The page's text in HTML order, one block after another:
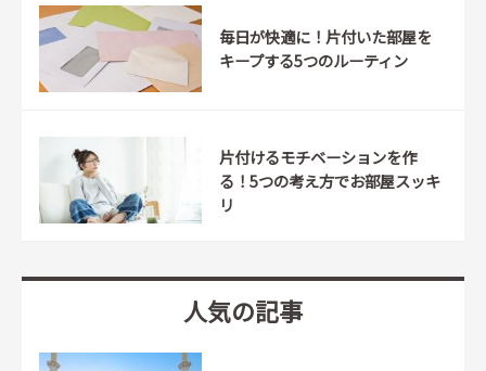
毎日が快適に！片付いた部屋を
キープする5つのルーティン
片付けるモチベーションを作
る！5つの考え方でお部屋スッキ
リ
人気の記事